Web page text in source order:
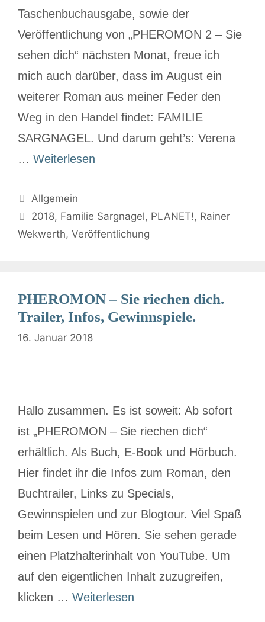
Taschenbuchausgabe, sowie der
Veröffentlichung von „PHEROMON 2 – Sie
sehen dich“ nächsten Monat, freue ich
mich auch darüber, dass im August ein
weiterer Roman aus meiner Feder den
Weg in den Handel findet: FAMILIE
SARGNAGEL. Und darum geht’s: Verena
… Weiterlesen
Allgemein
2018, Familie Sargnagel, PLANET!, Rainer
Wekwerth, Veröffentlichung
PHEROMON – Sie riechen dich.
Trailer, Infos, Gewinnspiele.
16. Januar 2018
Hallo zusammen. Es ist soweit: Ab sofort
ist „PHEROMON – Sie riechen dich“
erhältlich. Als Buch, E-Book und Hörbuch.
Hier findet ihr die Infos zum Roman, den
Buchtrailer, Links zu Specials,
Gewinnspielen und zur Blogtour. Viel Spaß
beim Lesen und Hören. Sie sehen gerade
einen Platzhalterinhalt von YouTube. Um
auf den eigentlichen Inhalt zuzugreifen,
klicken … Weiterlesen